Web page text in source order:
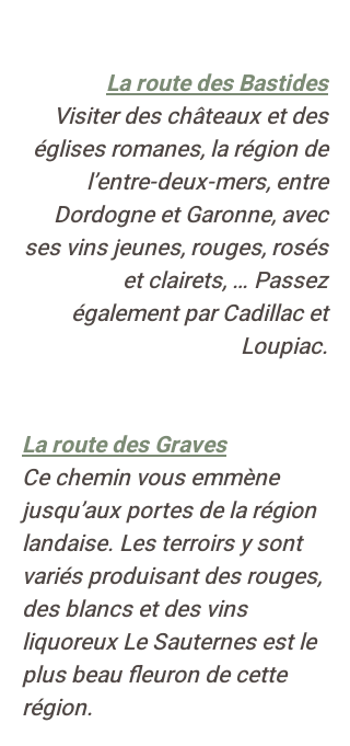
La route des Bastides
Visiter des châteaux et des
églises romanes, la région de
l’entre-deux-mers, entre
Dordogne et Garonne, avec
ses vins jeunes, rouges, rosés
et clairets, … Passez
également par Cadillac et
Loupiac.
La route des Graves
Ce chemin vous emmène
jusqu’aux portes de la région
landaise. Les terroirs y sont
variés produisant des rouges,
des blancs et des vins
liquoreux Le Sauternes est le
plus beau fleuron de cette
région.